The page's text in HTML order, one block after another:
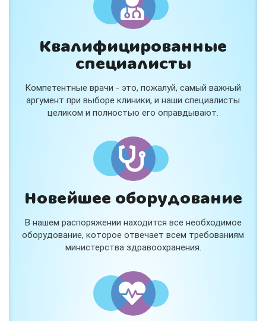
Квалифицированные
специалисты
Компетентные врачи - это, пожалуй, самый важный
аргумент при выборе клиники, и наши специалисты
целиком и полностью его оправдывают.
Новейшее оборудование
В нашем распоряжении находится все необходимое
оборудование, которое отвечает всем требованиям
министерства здравоохранения.